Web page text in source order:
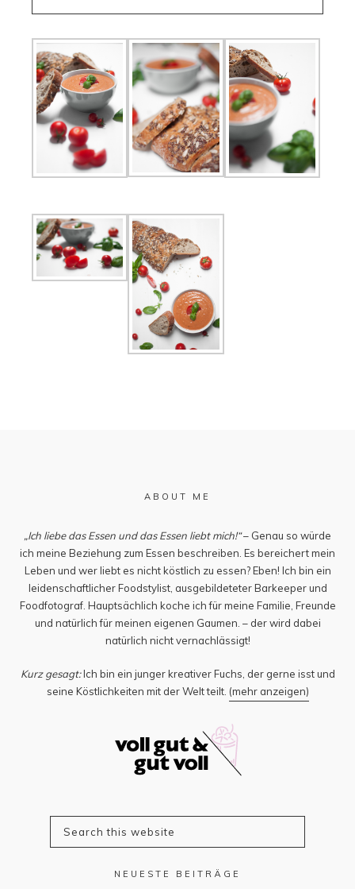
ABOUT ME
„Ich liebe das Essen und das Essen liebt mich!“– Genau so würde
ich meine Beziehung zum Essen beschreiben. Es bereichert mein
Leben und wer liebt es nicht köstlich zu essen? Eben! Ich bin ein
leidenschaftlicher Foodstylist, ausgebildeteter Barkeeper und
Foodfotograf. Hauptsächlich koche ich für meine Familie, Freunde
und natürlich für meinen eigenen Gaumen. – der wird dabei
natürlich nicht vernachlässigt!
Kurz gesagt:Ich bin ein junger kreativer Fuchs, der gerne isst und
seine Köstlichkeiten mit der Welt teilt. (mehr anzeigen)
NEUESTE BEITRÄGE